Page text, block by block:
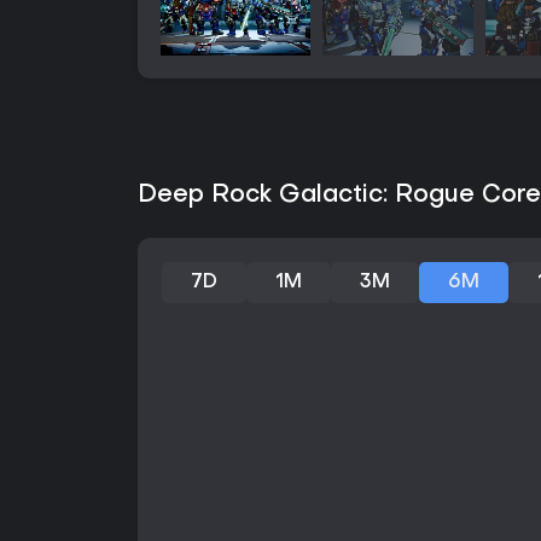
Deep Rock Galactic: Rogue
7D 1M 3M 6M